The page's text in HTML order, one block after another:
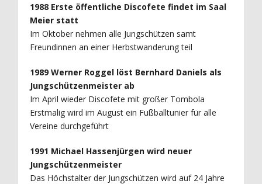
1988 Erste öffentliche Discofete findet im Saal
Meier statt
Im Oktober nehmen alle Jungschützen samt
Freundinnen an einer Herbstwanderung teil
1989 Werner Roggel löst Bernhard Daniels als
Jungschützenmeister ab
Im April wieder Discofete mit großer Tombola
Erstmalig wird im August ein Fußballtunier für alle
Vereine durchgeführt
1991 Michael Hassenjürgen wird neuer
Jungschützenmeister
Das Höchstalter der Jungschützen wird auf 24 Jahre